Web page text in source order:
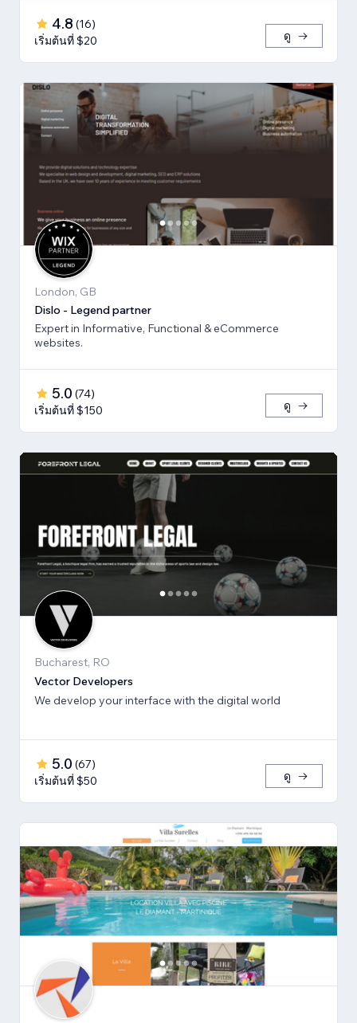
4.8 (16)
เริ่มต้นที่ $20
ดู
London, GB
Dislo - Legend partner
Expert in Informative, Functional & eCommerce
websites.
5.0 (74)
เริ่มต้นที่ $150
ดู
Bucharest, RO
Vector Developers
We develop your interface with the digital world
5.0 (67)
เริ่มต้นที่ $50
ดู